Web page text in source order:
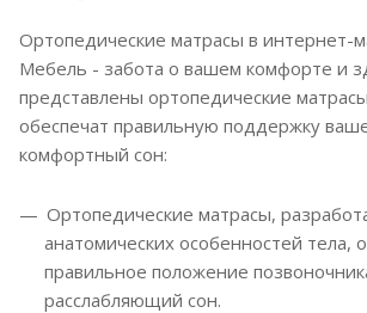
Ортопедические матрасы в интернет-
Мебель - забота о вашем комфорте и
представлены ортопедические
обеспечат правильную поддержку
комфортный сон:
Ортопедические матрасы,
анатомических особенностей тела,
правильное положение
расслабляющий сон.